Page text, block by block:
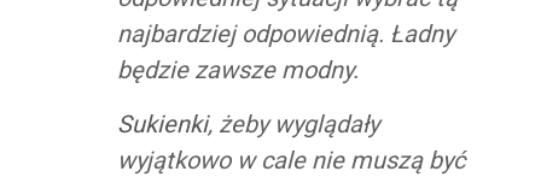
najbardziej odpowiednią. Ładny
będzie zawsze modny.
Sukienki, żeby wyglądały
wyjątkowo w cale nie muszą być